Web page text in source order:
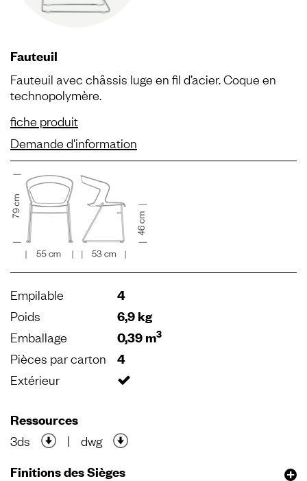
Fauteuil
Fauteuil avec châssis luge en fil d’acier. Coque en
technopolymère.
fiche produit
Demande d'information
Empilable 4
Poids 6,9 kg
Emballage 0,39 m3
Pièces par carton 4
Extérieur
Ressources
3ds | dwg
Finitions des Sièges